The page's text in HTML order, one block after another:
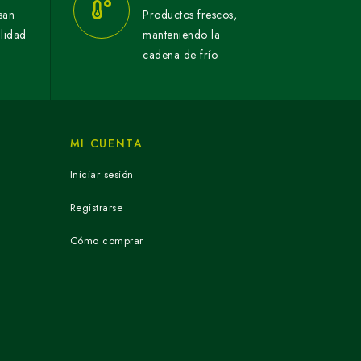
Productos frescos,
manteniendo la
cadena de frío.
MI CUENTA
Iniciar sesión
Registrarse
Cómo comprar